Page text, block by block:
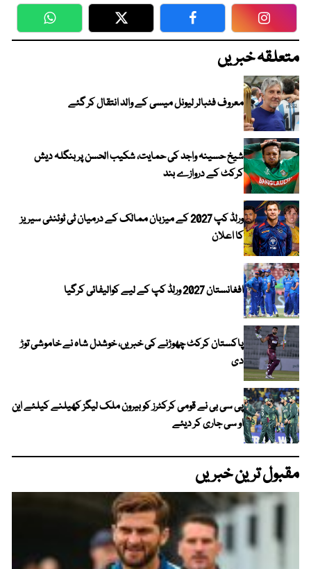
WhatsApp Twitter Facebook
متعلقہ خبریں
معروف فٹبالر لیونل میسی کے والد انتقال کر گئے
شیخ حسینہ واجد کی حمایت، شکیب الحسن پر بنگلہ دیش
کرکٹ کے دروازے بند
ورلڈ کپ 2027 کے میزبان ممالک کے درمیان ٹی ٹوئنٹی سیریز
کا اعلان
افغانستان 2027 ورلڈ کپ کے لیے کوالیفائی کرگیا
پاکستان کرکٹ چھوڑنے کی خبریں، خوشدل شاہ نے خاموشی توڑ
دی
پی سی بی نے قومی کرکٹرز کو بیرون ملک لیگز کھیلنے کیلئے این
او سی جاری کر دیئے
مقبول ترین خبریں